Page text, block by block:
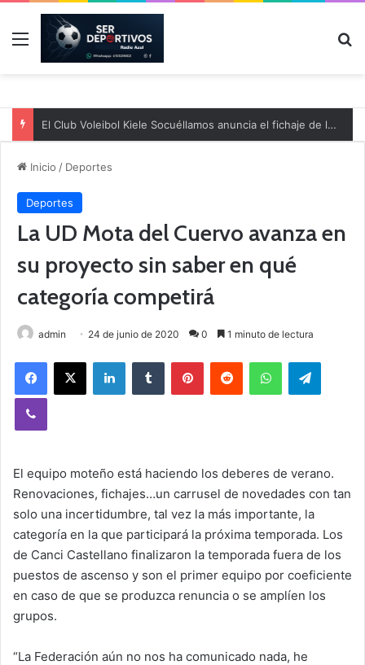
Menú
El Club Voleibol Kiele Socuéllamos anuncia el fichaje de la central norteamericana Morgan Thurlow para la temporada 2026/2027
Inicio / Deportes
Deportes
La UD Mota del Cuervo avanza en
su proyecto sin saber en qué
categoría competirá
admin 24 de junio de 2020 0 1 minuto de lectura
El equipo moteño está haciendo los deberes de verano.
Renovaciones, fichajes…un carrusel de novedades con tan
solo una incertidumbre, tal vez la más importante, la
categoría en la que participará la próxima temporada. Los
de Canci Castellano finalizaron la temporada fuera de los
puestos de ascenso y son el primer equipo por coeficiente
en caso de que se produzca renuncia o se amplíen los
grupos.
“La Federación aún no nos ha comunicado nada, he